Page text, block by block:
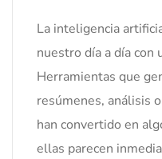
La inteligencia
nuestro día a día con
Herramientas que
resúmenes, análisis
han convertido en
ellas parecen